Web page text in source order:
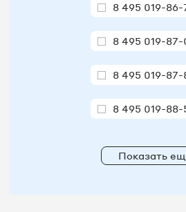
8 495 019-86-
8 495 019-87-
8 495 019-87-
8 495 019-88-
Показать